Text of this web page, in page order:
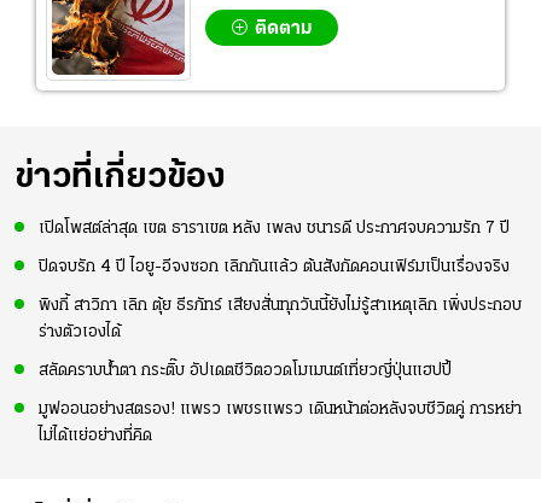
ติดตาม
ข่าวที่เกี่ยวข้อง
เปิดโพสต์ล่าสุด เขต ธาราเขต หลัง เพลง ชนารดี ประกาศจบความรัก 7 ปี
ปิดจบรัก 4 ปี ไอยู-อีจงซอก เลิกกันแล้ว ต้นสังกัดคอนเฟิร์มเป็นเรื่องจริง
พิงกี้ สาวิกา เลิก ตุ้ย ธีรภัทร์ เสียงสั่นทุกวันนี้ยังไม่รู้สาเหตุเลิก เพิ่งประกอบ
ร่างตัวเองได้
สลัดคราบน้ำตา กระติ๊บ อัปเดตชีวิตอวดโมเมนต์เที่ยวญี่ปุ่นแฮปปี้
มูฟออนอย่างสตรอง! แพรว เพชรแพรว เดินหน้าต่อหลังจบชีวิตคู่ การหย่า
ไม่ได้แย่อย่างที่คิด